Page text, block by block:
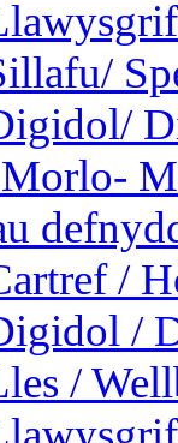
/
/
/